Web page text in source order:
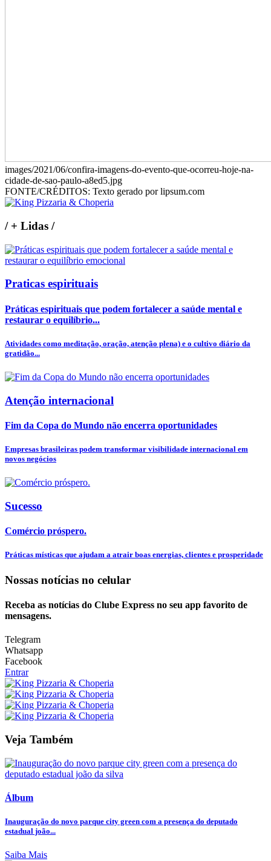
images/2021/06/confira-imagens-do-evento-que-ocorreu-hoje-na-
cidade-de-sao-paulo-a8ed5.jpg
FONTE/CRÉDITOS: Texto gerado por lipsum.com
/+ Lidas /
Praticas espirituais
Práticas espirituais que podem fortalecer a saúde mental e
restaurar o equilíbrio...
Atividades como meditação, oração, atenção plena) e o cultivo diário da
gratidão...
Atenção internacional
Fim da Copa do Mundo não encerra oportunidades
Empresas brasileiras podem transformar visibilidade internacional em
novos negócios
Sucesso
Comércio próspero.
Práticas místicas que ajudam a atrair boas energias, clientes e prosperidade
Nossas notícias no celular
Receba as notícias do Clube Express no seu app favorito de
mensagens.
Telegram
Whatsapp
Facebook
Entrar
Veja Também
Álbum
Inauguração do novo parque city green com a presença do deputado
estadual joão...
Saiba Mais